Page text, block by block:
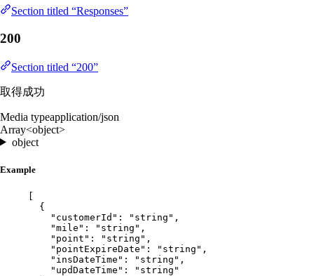
Section titled “Responses”
200
Section titled “200”
取得成功
Media typeapplication/json
Array<object>
object
Example
{
"customerId" : " string " ,
"mile" : " string " ,
"point" : " string " ,
"pointExpireDate" : " string " ,
"insDateTime" : " string " ,
"updDateTime" : " string "